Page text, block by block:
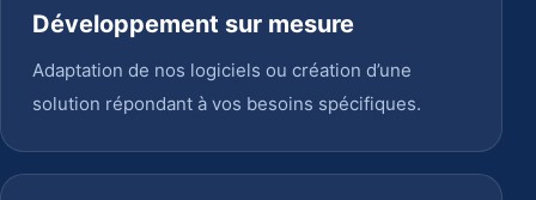
Développement sur mesure
Adaptation de nos logiciels ou création d’une
solution répondant à vos besoins spécifiques.